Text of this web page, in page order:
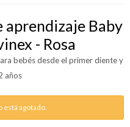
aprendizaje Baby
- Rosa
bebés desde el primer diente y
años
está agotado.